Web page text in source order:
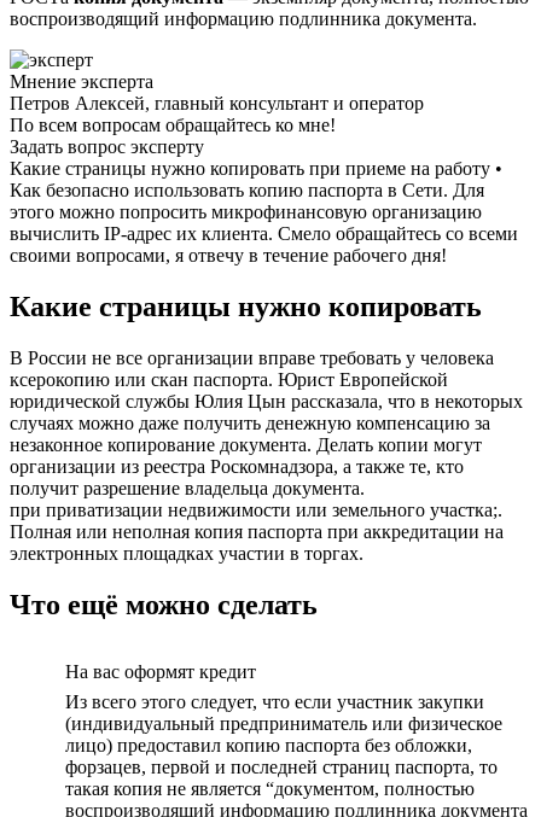
воспроизводящий информацию подлинника документа.
Мнение эксперта
Петров Алексей, главный консультант и оператор
По всем вопросам обращайтесь ко мне!
Задать вопрос эксперту
Какие страницы нужно копировать при приеме на работу •
Как безопасно использовать копию паспорта в Сети. Для
этого можно попросить микрофинансовую организацию
вычислить IP-адрес их клиента. Смело обращайтесь со всеми
своими вопросами, я отвечу в течение рабочего дня!
Какие страницы нужно копировать
В России не все организации вправе требовать у человека
ксерокопию или скан паспорта. Юрист Европейской
юридической службы Юлия Цын рассказала, что в некоторых
случаях можно даже получить денежную компенсацию за
незаконное копирование документа. Делать копии могут
организации из реестра Роскомнадзора, а также те, кто
получит разрешение владельца документа.
при приватизации недвижимости или земельного участка;.
Полная или неполная копия паспорта при аккредитации на
электронных площадках участии в торгах.
Что ещё можно сделать
На вас оформят кредит
Из всего этого следует, что если участник закупки
(индивидуальный предприниматель или физическое
лицо) предоставил копию паспорта без обложки,
форзацев, первой и последней страниц паспорта, то
такая копия не является “документом, полностью
воспроизводящий информацию подлинника документа